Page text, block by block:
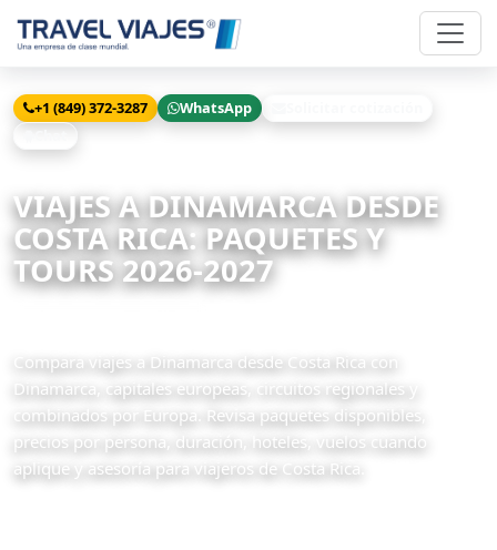
+1 (849) 372-3287 WhatsApp
VIAJES A DINAMARCA DESDE
COSTA RICA: PAQUETES Y
TOURS 2026-2027
Compara viajes a Dinamarca desde Costa Rica con
Dinamarca, capitales europeas, circuitos regionales y
combinados por Europa. Revisa paquetes disponibles,
precios por persona, duración, hoteles, vuelos cuando
aplique y asesoría para viajeros de Costa Rica.